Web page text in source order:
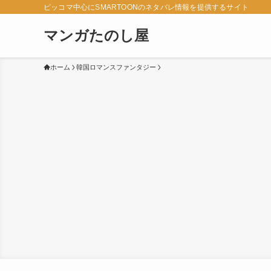
ピッコマ中心にSMARTOONのネタバレ情報を提供するサイト
マンガたのし屋
ホーム 韓国ロマンスファンタジー